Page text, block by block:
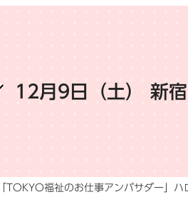
12月9日（土） 新
「TOKYO福祉のお仕事アンバサダー」